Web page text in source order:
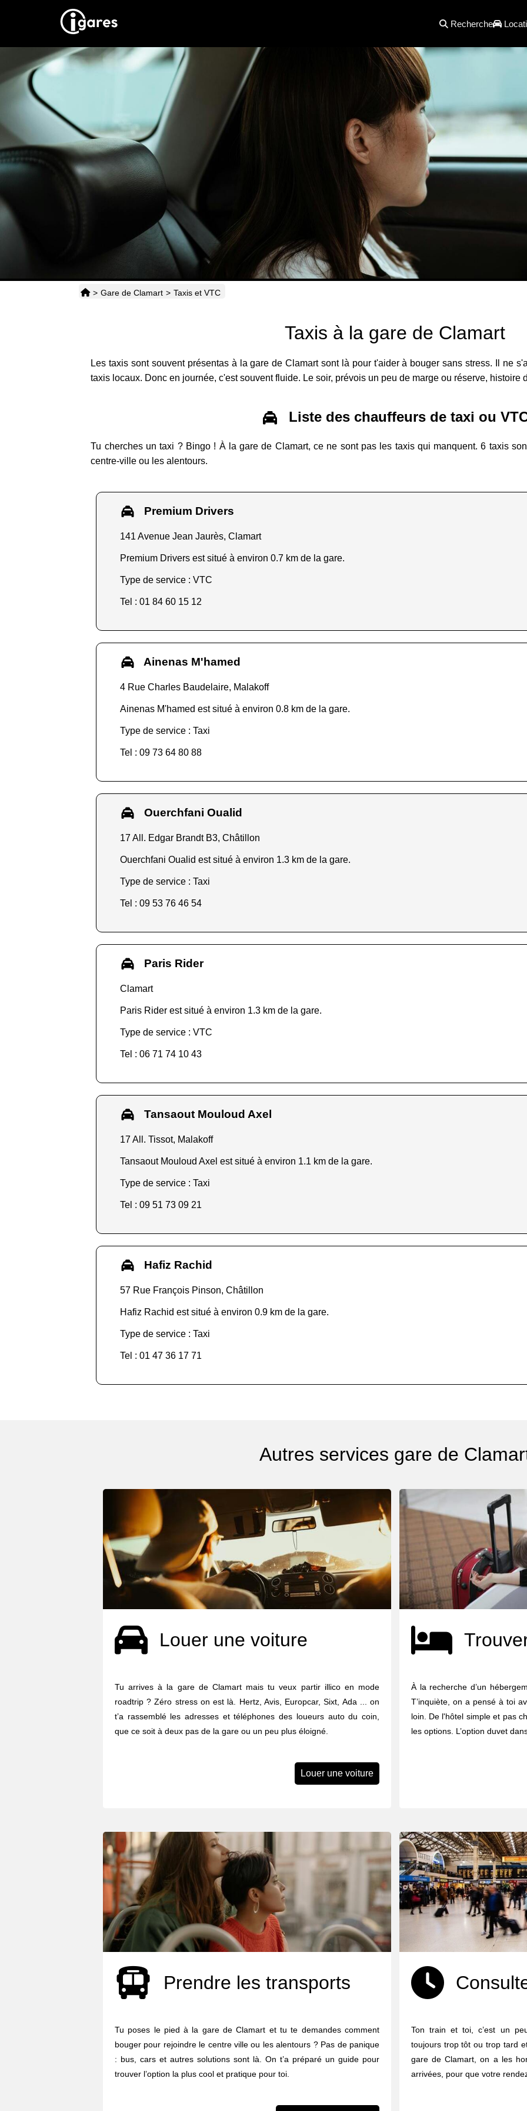
Recherche
> Gare de Clamart > Taxis et VTC
Taxis à la gare de Clamart
Les taxis sont souvent présentas à la gare de Clamart sont là pour t'aider à bouger sans stress. Il ne
taxis locaux. Donc en journée, c'est souvent fluide. Le soir, prévois un peu de marge ou réserve, histoire
Liste des chauffeurs de taxi ou
Tu cherches un taxi ? Bingo ! À la gare de Clamart, ce ne sont pas les taxis qui manquent. 6 taxis
centre-ville ou les alentours.
Premium Drivers
141 Avenue Jean Jaurès, Clamart
Premium Drivers est situé à environ 0.7 km de la gare.
Type de service : VTC
Tel : 01 84 60 15 12
Ainenas M'hamed
4 Rue Charles Baudelaire, Malakoff
Ainenas M'hamed est situé à environ 0.8 km de la gare.
Type de service : Taxi
Tel : 09 73 64 80 88
Ouerchfani Oualid
17 All. Edgar Brandt B3, Châtillon
Ouerchfani Oualid est situé à environ 1.3 km de la gare.
Type de service : Taxi
Tel : 09 53 76 46 54
Paris Rider
Clamart
Paris Rider est situé à environ 1.3 km de la gare.
Type de service : VTC
Tel : 06 71 74 10 43
Tansaout Mouloud Axel
17 All. Tissot, Malakoff
Tansaout Mouloud Axel est situé à environ 1.1 km de la gare.
Type de service : Taxi
Tel : 09 51 73 09 21
Hafiz Rachid
57 Rue François Pinson, Châtillon
Hafiz Rachid est situé à environ 0.9 km de la gare.
Type de service : Taxi
Tel : 01 47 36 17 71
Autres services gare de
Louer une voiture
Tu arrives à la gare de Clamart mais tu veux partir illico en mode
roadtrip ? Zéro stress on est là. Hertz, Avis, Europcar, Sixt, Ada ... on
t’a rassemblé les adresses et téléphones des loueurs auto du coin,
que ce soit à deux pas de la gare ou un peu plus éloigné.
Louer une voiture
À la recherche d’un
T’inquiète, on a pensé à toi
loin. De l'hôtel simple et pas
les options. L’option duvet
Prendre les transports
Tu poses le pied à la gare de Clamart et tu te demandes comment
bouger pour rejoindre le centre ville ou les alentours ? Pas de panique
: bus, cars et autres solutions sont là. On t’a préparé un guide pour
trouver l’option la plus cool et pratique pour toi.
Ton train et toi, c’est un
toujours trop tôt ou trop tard
gare de Clamart, on a les
arrivées, pour que votre